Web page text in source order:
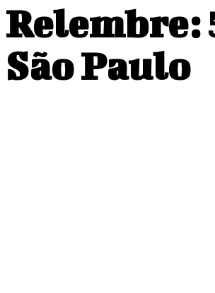
Relembre:
São Paulo